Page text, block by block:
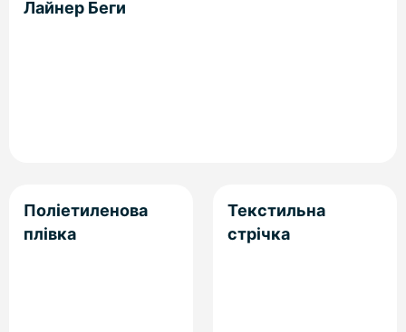
Лайнер Беги
Поліетиленова
плівка
Текстильна
стрічка